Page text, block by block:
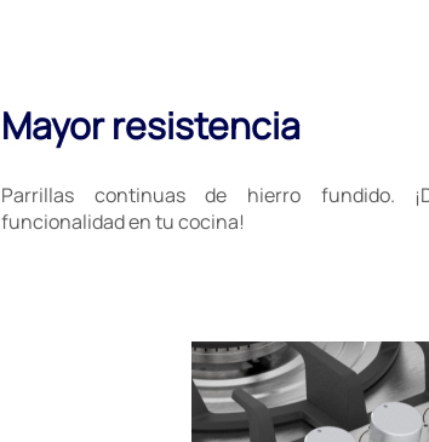
Mayor resistencia
Parrillas continuas de hierro fundido.
funcionalidad en tu cocina!